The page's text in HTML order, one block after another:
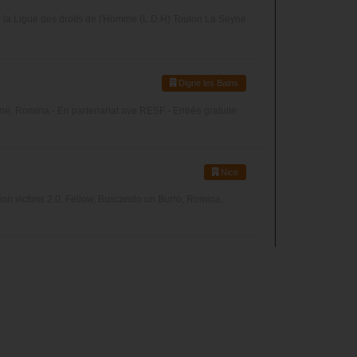
Digne les Bains
Nice